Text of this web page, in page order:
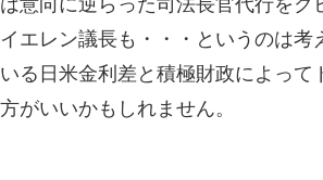
エレン議長も・・・というのは
る日米金利差と積極財政によっ
がいいかもしれません。